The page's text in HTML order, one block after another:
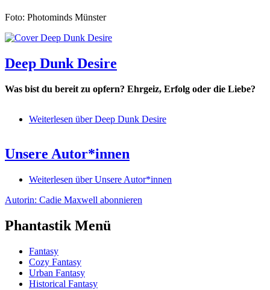
Foto: Photominds Münster
Deep Dunk Desire
Was bist du bereit zu opfern? Ehrgeiz, Erfolg oder die Liebe?
Weiterlesen über Deep Dunk Desire
Unsere Autor*innen
Weiterlesen über Unsere Autor*innen
Autorin: Cadie Maxwell abonnieren
Phantastik Menü
Fantasy
Cozy Fantasy
Urban Fantasy
Historical Fantasy